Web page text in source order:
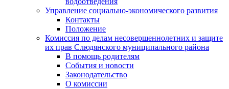
Управление социально-экономического развития
Контакты
Положение
Комиссия по делам несовершеннолетних и защите
их прав Слюдянского муниципального района
В помощь родителям
События и новости
Законодательство
О комиссии